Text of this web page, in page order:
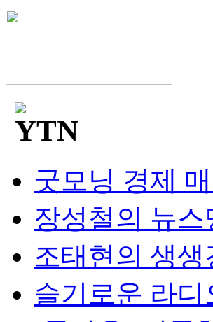
굿모닝 경제
장성철의 뉴스
조태현의 생생
슬기로운 라디